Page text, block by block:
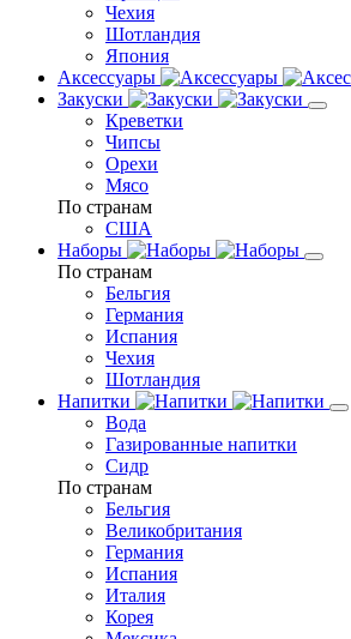
Чехия
Шотландия
Япония
Аксессуары
Закуски
Креветки
Чипсы
Орехи
Мясо
По странам
США
Наборы
По странам
Бельгия
Германия
Испания
Чехия
Шотландия
Напитки
Вода
Газированные напитки
Сидр
По странам
Бельгия
Великобритания
Германия
Испания
Италия
Корея